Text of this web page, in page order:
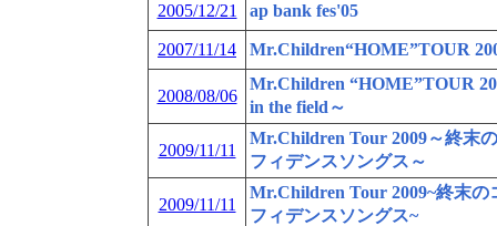
2005/12/21 ap bank fes'05
2007/11/14 Mr.Children“HOME”TOUR
2008/08/06
Mr.Children “HOME”TOUR
in the field～
2009/11/11
Mr.Children Tour 2009～終末
フィデンスソングス～
2009/11/11
Mr.Children Tour 2009~終末の
フィデンスソングス~